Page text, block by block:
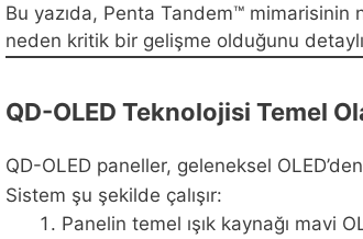
Bu yazıda, Penta Tandem™ mimarisinin
neden kritik bir gelişme olduğunu
QD-OLED Teknolojisi Temel
QD-OLED paneller, geleneksel
Sistem şu şekilde çalışır:
Panelin temel ışık kaynağı mavi